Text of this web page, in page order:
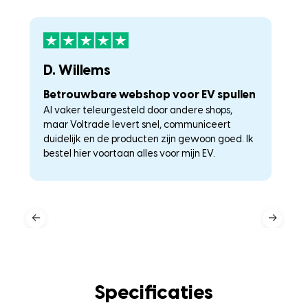
D. Willems
Betrouwbare webshop voor EV spullen
Al vaker teleurgesteld door andere shops,
maar Voltrade levert snel, communiceert
duidelijk en de producten zijn gewoon goed. Ik
bestel hier voortaan alles voor mijn EV.
← →
Specificaties